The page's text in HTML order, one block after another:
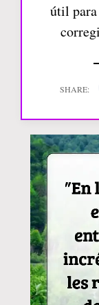
útil para